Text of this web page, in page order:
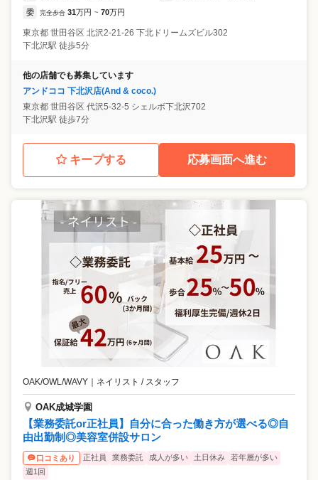
委 完全歩合 31万円 ~ 70万円
東京都 世田谷区 北沢2-21-26 下北ドリームズビル302
下北沢駅 徒歩5分
他の店舗でも募集しています
アンドココ 下北沢店(And & coco.)
東京都 世田谷区 代沢5-32-5 シェルボ下北沢702
下北沢駅 徒歩7分
キープする 応募画面へ進む
OAK/OWL/WAVY ｜ ネイリスト / スタッフ
OAK成城学園
【業務委託or正社員】自分に合った働き方が選べる◎自
由出勤制◎美容室併設サロン
口コミあり 正社員 業務委託 成人が多い 土日休み
若年層が多い
週1回